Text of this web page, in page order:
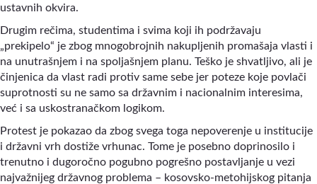
ustavnih okvira.
Drugim rečima, studentima i svima koji ih podržavaju
„prekipelo“ je zbog mnogobrojnih nakupljenih promašaja vlasti i
na unutrašnjem i na spoljašnjem planu. Teško je shvatljivo, ali je
činjenica da vlast radi protiv same sebe jer poteze koje povlači
suprotnosti su ne samo sa državnim i nacionalnim interesima,
već i sa uskostranačkom logikom.
Protest je pokazao da zbog svega toga nepoverenje u institucije
i državni vrh dostiže vrhunac. Tome je posebno doprinosilo i
trenutno i dugoročno pogubno pogrešno postavljanje u vezi
najvažnijeg državnog problema – kosovsko-metohijskog pitanja